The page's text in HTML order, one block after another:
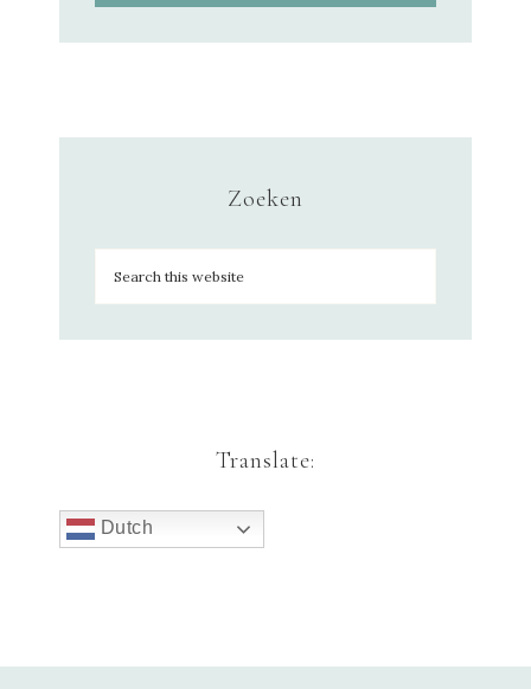
Zoeken
Translate:
Dutch